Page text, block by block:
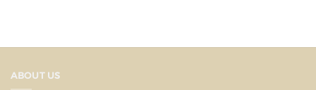
ABOUT US